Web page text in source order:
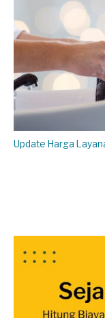
Update Harga